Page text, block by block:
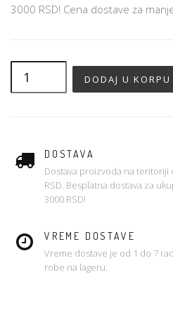
3000 RSD! Cena dostave za
DOSTAVA
Dostava proizvoda na teritoriji
RSD. Besplatna dostava za
3000 RSD!
VREME DOSTAVE
Vreme dostave je od 1 do 7
robe na lageru.